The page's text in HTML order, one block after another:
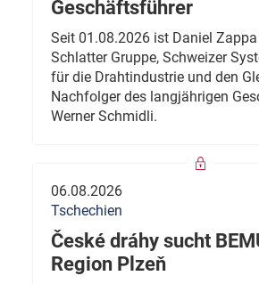
Geschäftsführer
Seit 01.08.2026 ist Daniel Zappa
Schlatter Gruppe, Schweizer
für die Drahtindustrie und den
Nachfolger des langjährigen
Werner Schmidli.
06.08.2026
Tschechien
České dráhy sucht
Region Plzeň